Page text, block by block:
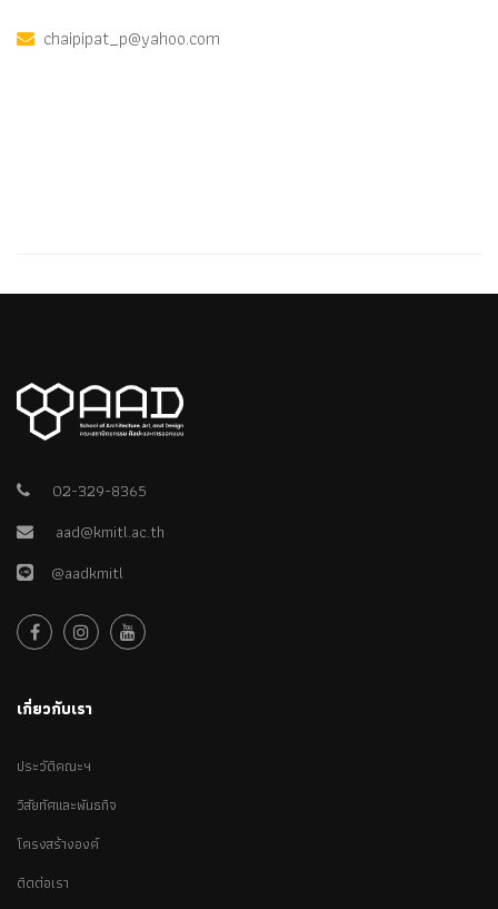
chaipipat_p@yahoo.com
02-329-8365
aad@kmitl.ac.th
@aadkmitl
เกี่ยวกับเรา
ประวัติคณะฯ
วิสัยทัศและพันธกิจ
โครงสร้างองค์
ติดต่อเรา